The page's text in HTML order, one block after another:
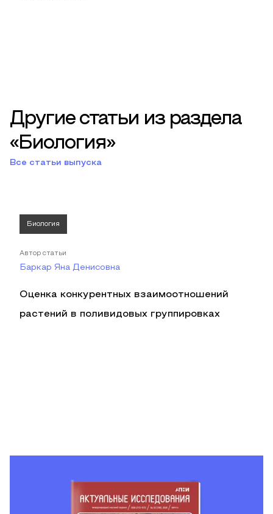
Другие статьи из раздела
«Биология»
Все статьи выпуска
Биология
Автор статьи
Баркар Яна Денисовна
Оценка конкурентных взаимоотношений
растений в поливидовых группировках